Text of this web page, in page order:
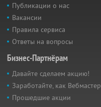
Публикации о нас
Вакансии
Правила сервиса
Ответы на вопросы
Бизнес-Партнёрам
Давайте сделаем акцию!
Заработайте, как Вебмастер
Прошедшие акции